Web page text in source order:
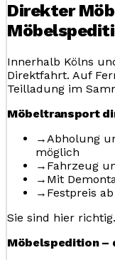
Direkter
Innerhalb Kölns
Direktfahrt. Auf
Teilladung im
Möbeltransport
→Abholung
möglich
→ Fahrzeug
→ Mit
→ Festpreis
Sie sind hier richtig.
Möbelspedition –